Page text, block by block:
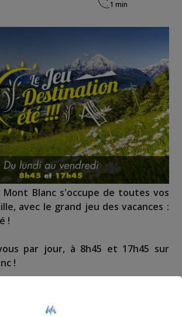
Mont Blanc s'occupe de toutes vos
avec le grand jeu des vacances :
!
par jour, à 8h45 et 17h45 sur
!